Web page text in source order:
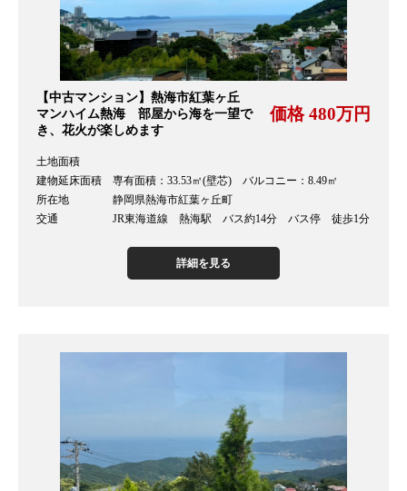
【中古マンション】熱海市紅葉ヶ丘
マンハイム熱海 部屋から海を一望で
き、花火が楽しめます
価格 480万円
土地面積
建物延床面積 専有面積：33.53㎡(壁芯) バルコニー：8.49㎡
所在地 静岡県熱海市紅葉ヶ丘町
交通 JR東海道線 熱海駅 バス約14分 バス停 徒歩1分
詳細を見る